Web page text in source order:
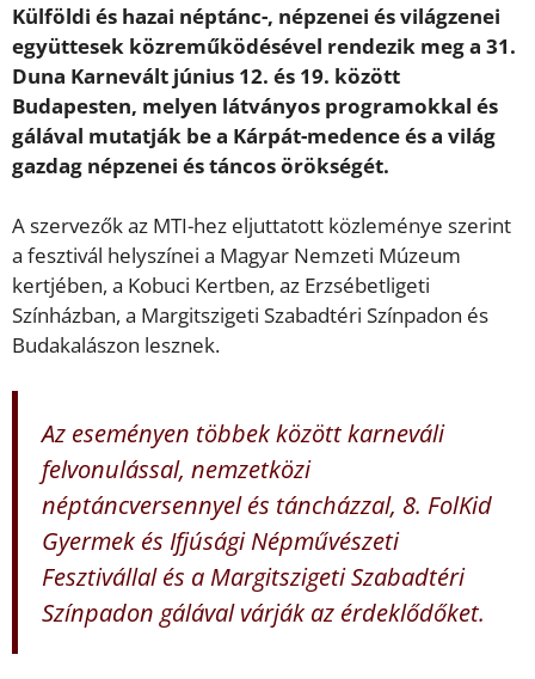
Külföldi és hazai néptánc-, népzenei és világzenei
együttesek közreműködésével rendezik meg a 31.
Duna Karnevált június 12. és 19. között
Budapesten, melyen látványos programokkal és
gálával mutatják be a Kárpát-medence és a világ
gazdag népzenei és táncos örökségét.
A szervezők az MTI-hez eljuttatott közleménye szerint
a fesztivál helyszínei a Magyar Nemzeti Múzeum
kertjében, a Kobuci Kertben, az Erzsébetligeti
Színházban, a Margitszigeti Szabadtéri Színpadon és
Budakalászon lesznek.
Az eseményen többek között karneváli
felvonulással, nemzetközi
néptáncversennyel és táncházzal, 8. FolKid
Gyermek és Ifjúsági Népművészeti
Fesztivállal és a Margitszigeti Szabadtéri
Színpadon gálával várják az érdeklődőket.